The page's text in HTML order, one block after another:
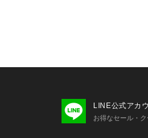
素材Tシャツもございます（品
LINE公式アカ
お得なセール・